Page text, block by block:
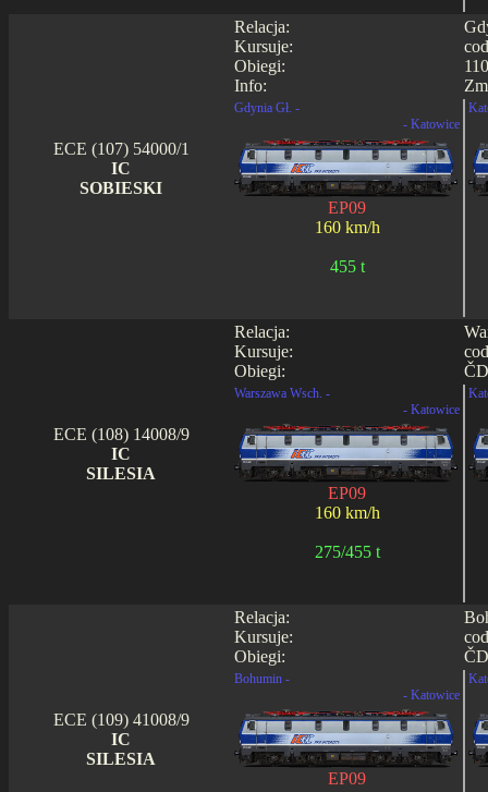
Relacja:
Kursuje:
Obiegi:
Info:
ECE (107) 54000/1
IC
SOBIESKI
Gdynia Gł. -
- Katowice
EP09
160 km/h
455 t
Relacja:
Kursuje:
Obiegi:
ECE (108) 14008/9
IC
SILESIA
Warszawa Wsch. -
- Katowice
EP09
160 km/h
275/455 t
Relacja:
Kursuje:
Obiegi:
ECE (109) 41008/9
IC
SILESIA
Bohumin -
- Katowice
EP09